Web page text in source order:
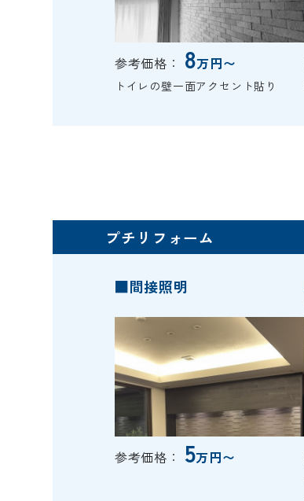
参考価格： 8万円〜
トイレの壁一面アクセント貼り
プチリフォーム
■間接照明
参考価格： 5万円〜